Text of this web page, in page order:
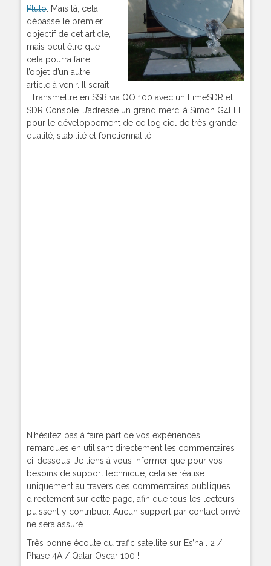
Pluto. Mais là, cela
dépasse le premier
objectif de cet article,
mais peut être que
cela pourra faire
l’objet d’un autre
article à venir. Il serait
: Transmettre en SSB via QO 100 avec un LimeSDR et
SDR Console. J’adresse un grand merci à Simon G4ELI
pour le développement de ce logiciel de très grande
qualité, stabilité et fonctionnalité.
N’hésitez pas à faire part de vos expériences,
remarques en utilisant directement les commentaires
ci-dessous. Je tiens à vous informer que pour vos
besoins de support technique, cela se réalise
uniquement au travers des commentaires publiques
directement sur cette page, afin que tous les lecteurs
puissent y contribuer. Aucun support par contact privé
ne sera assuré.
Très bonne écoute du trafic satellite sur Es’hail 2 /
Phase 4A / Qatar Oscar 100 !